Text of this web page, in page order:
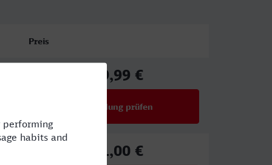
Preis
29,99 €
Verbindung prüfen
51,00 €